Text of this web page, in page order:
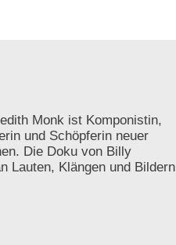
Monk ist Komponistin,
und Schöpferin neuer
Die Doku von Billy
Lauten, Klängen und Bildern